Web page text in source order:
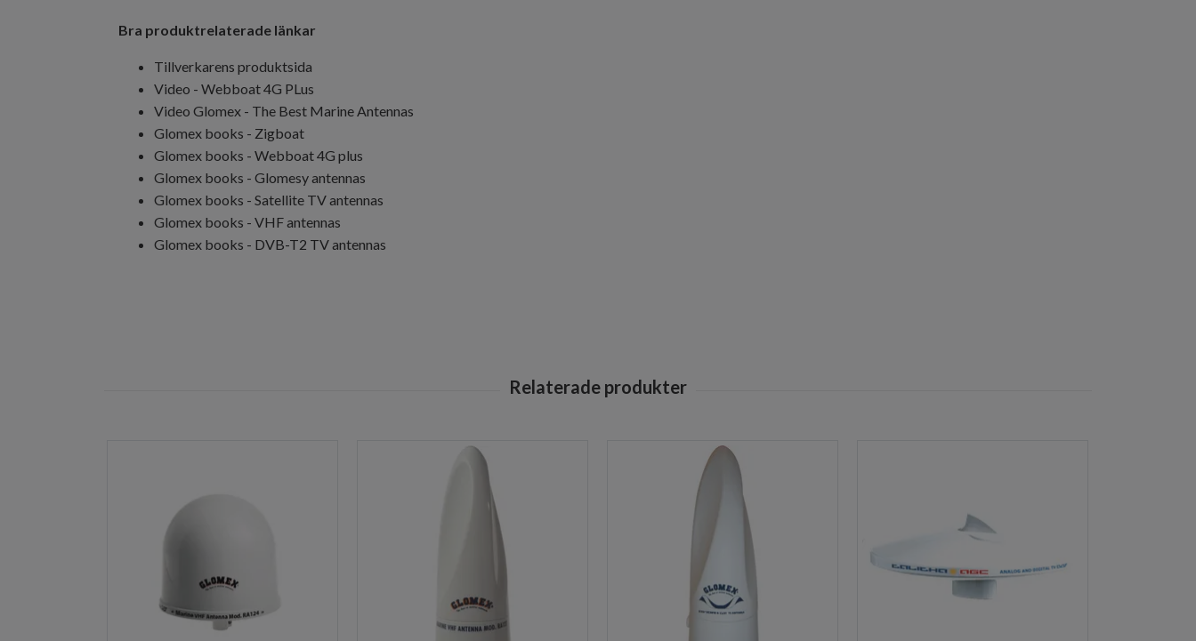
Bra produktrelaterade länkar
Tillverkarens produktsida
Video - Webboat 4G PLus
Video Glomex - The Best Marine Antennas
Glomex books - Zigboat
Glomex books - Webboat 4G plus
Glomex books - Glomesy antennas
Glomex books - Satellite TV antennas
Glomex books - VHF antennas
Glomex books - DVB-T2 TV antennas